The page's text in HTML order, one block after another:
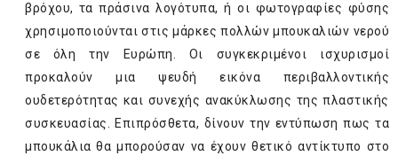
βρόχου, τα πράσινα λογότυπα, ή οι φωτογραφίες φύσης
χρησιμοποιούνται στις μάρκες πολλών μπουκαλιών νερού
σε όλη την Ευρώπη. Οι συγκεκριμένοι ισχυρισμοί
προκαλούν μια ψευδή εικόνα περιβαλλοντικής
ουδετερότητας και συνεχής ανακύκλωσης της πλαστικής
συσκευασίας. Επιπρόσθετα, δίνουν την εντύπωση πως τα
μπουκάλια θα μπορούσαν να έχουν θετικό αντίκτυπο στο